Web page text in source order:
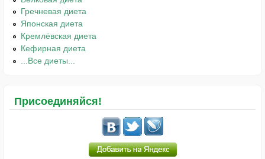
Гречневая диета
Японская диета
Кремлёвская диета
Кефирная диета
...Все диеты...
Присоединяйся!